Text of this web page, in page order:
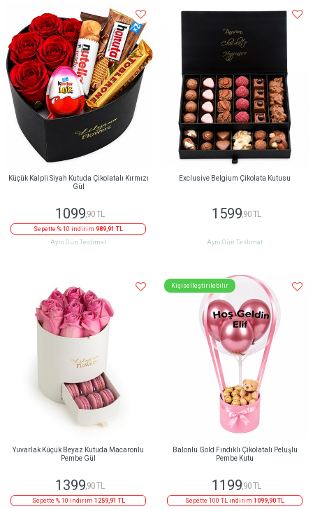
Küçük Kalpli Siyah Kutuda Çikolatalı Kırmızı
Gül
1099 ,90 TL
Sepette % 10 indirim 989,91 TL
Aynı Gün Teslimat
Exclusive Belgium Çikolata Kutusu
1599 ,90 TL
Aynı Gün Teslimat
Yuvarlak Küçük Beyaz Kutuda Macaronlu
Pembe Gül
1399,90 TL
Sepette % 10 indirim 1259,91 TL
Kişiselleştirilebilir
Balonlu Gold Fındıklı Çikolatalı Peluşlu
Pembe Kutu
1199,90 TL
Sepette 100 TL indirim 1099,90 TL